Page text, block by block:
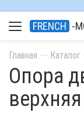
FRENCH -
Главная Каталог
Опора